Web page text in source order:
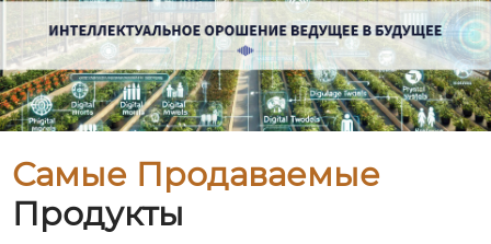
Самые Продаваемые
Продукты